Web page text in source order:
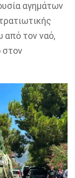
αγημάτων
από τον ναό,
στον